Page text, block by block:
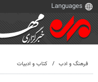
فرهنگ و ادب کتاب و ادبیات